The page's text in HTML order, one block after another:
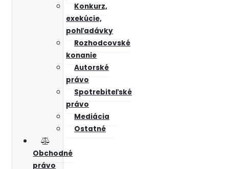
Konkurz,
exekúcie,
pohľadávky
Rozhodcovské
konanie
Autorské
právo
Spotrebiteľské
právo
Mediácia
Ostatné
Obchodné
právo